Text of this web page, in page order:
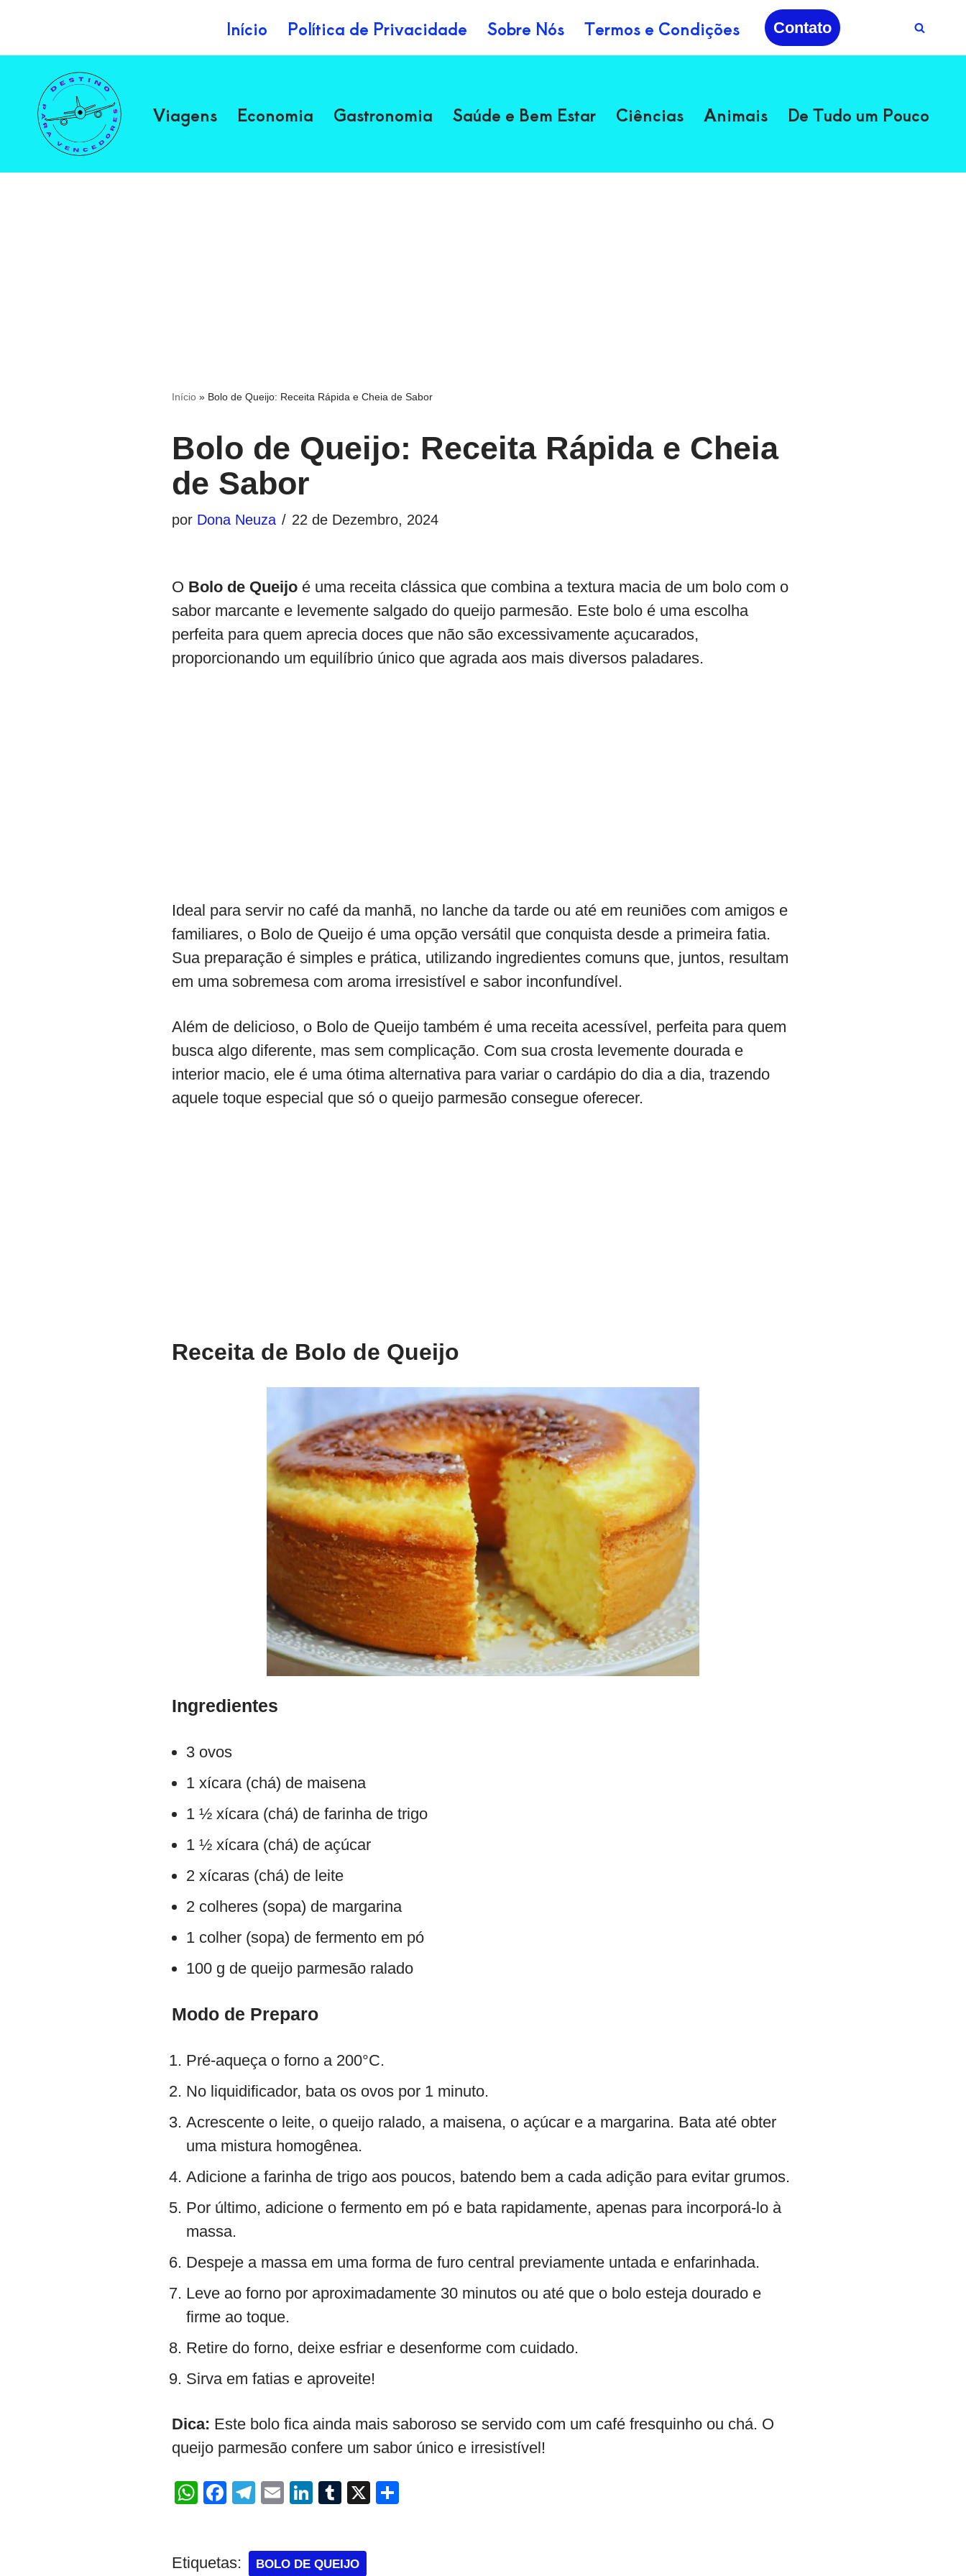
conteúdo
Início Política de Privacidade Sobre Nós Termos e Condições Contato
Viagens Economia Gastronomia Saúde e Bem Estar Ciências Animais De Tudo um Pouco
Início » Bolo de Queijo: Receita Rápida e Cheia de Sabor
Bolo de Queijo: Receita Rápida e Cheia
de Sabor
por Dona Neuza 22 de Dezembro, 2024
O Bolo de Queijo é uma receita clássica que combina a textura macia de um bolo com o
sabor marcante e levemente salgado do queijo parmesão. Este bolo é uma escolha
perfeita para quem aprecia doces que não são excessivamente açucarados,
proporcionando um equilíbrio único que agrada aos mais diversos paladares.
Ideal para servir no café da manhã, no lanche da tarde ou até em reuniões com amigos e
familiares, o Bolo de Queijo é uma opção versátil que conquista desde a primeira fatia.
Sua preparação é simples e prática, utilizando ingredientes comuns que, juntos, resultam
em uma sobremesa com aroma irresistível e sabor inconfundível.
Além de delicioso, o Bolo de Queijo também é uma receita acessível, perfeita para quem
busca algo diferente, mas sem complicação. Com sua crosta levemente dourada e
interior macio, ele é uma ótima alternativa para variar o cardápio do dia a dia, trazendo
aquele toque especial que só o queijo parmesão consegue oferecer.
Receita de Bolo de Queijo
Ingredientes
3 ovos
1 xícara (chá) de maisena
1 ½ xícara (chá) de farinha de trigo
1 ½ xícara (chá) de açúcar
2 xícaras (chá) de leite
2 colheres (sopa) de margarina
1 colher (sopa) de fermento em pó
100 g de queijo parmesão ralado
Modo de Preparo
Pré-aqueça o forno a 200°C.
No liquidificador, bata os ovos por 1 minuto.
Acrescente o leite, o queijo ralado, a maisena, o açúcar e a margarina. Bata até obter
uma mistura homogênea.
Adicione a farinha de trigo aos poucos, batendo bem a cada adição para evitar grumos.
Por último, adicione o fermento em pó e bata rapidamente, apenas para incorporá-lo à
massa.
Despeje a massa em uma forma de furo central previamente untada e enfarinhada.
Leve ao forno por aproximadamente 30 minutos ou até que o bolo esteja dourado e
firme ao toque.
Retire do forno, deixe esfriar e desenforme com cuidado.
Sirva em fatias e aproveite!
Dica: Este bolo fica ainda mais saboroso se servido com um café fresquinho ou chá. O
queijo parmesão confere um sabor único e irresistível!
W
s
F
e
T
gr
E
Li
e
T
bl
X
Etiquetas: BOLO DE QUEIJO